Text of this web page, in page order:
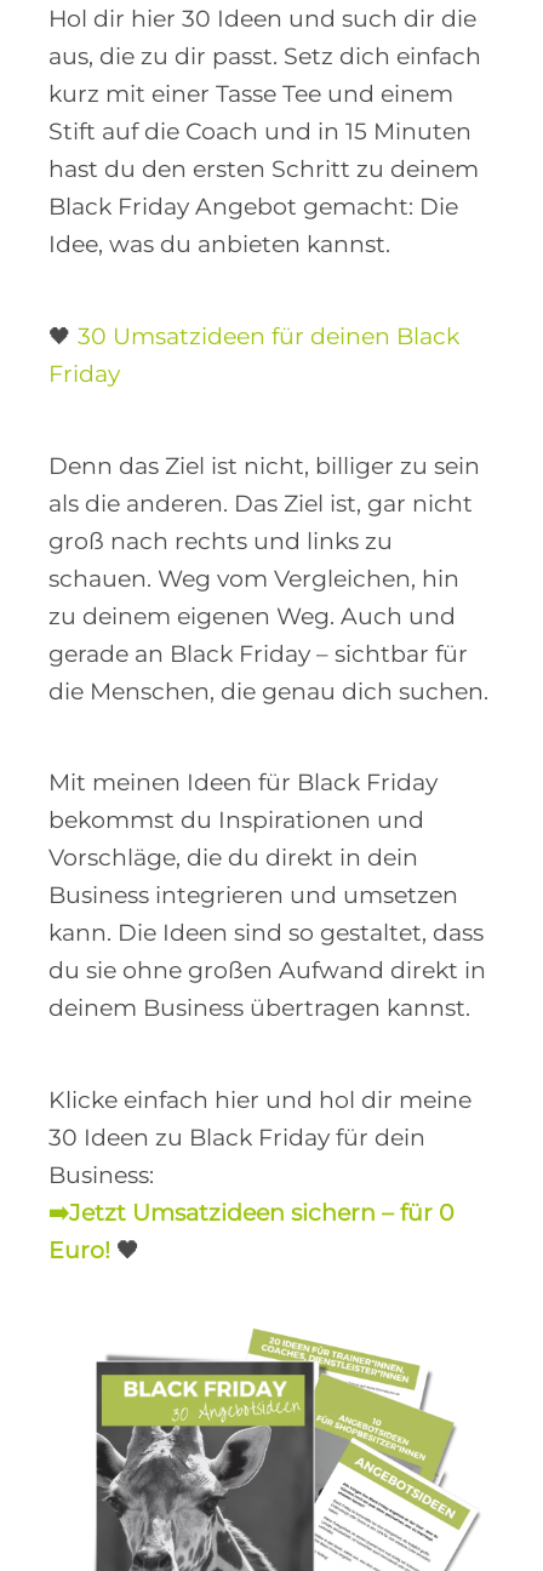
Hol dir hier 30 Ideen und such dir die
aus, die zu dir passt. Setz dich einfach
kurz mit einer Tasse Tee und einem
Stift auf die Coach und in 15 Minuten
hast du den ersten Schritt zu deinem
Black Friday Angebot gemacht: Die
Idee, was du anbieten kannst.
🖤 30 Umsatzideen für deinen Black
Friday
Denn das Ziel ist nicht, billiger zu sein
als die anderen. Das Ziel ist, gar nicht
groß nach rechts und links zu
schauen. Weg vom Vergleichen, hin
zu deinem eigenen Weg. Auch und
gerade an Black Friday – sichtbar für
die Menschen, die genau dich suchen.
Mit meinen Ideen für Black Friday
bekommst du Inspirationen und
Vorschläge, die du direkt in dein
Business integrieren und umsetzen
kann. Die Ideen sind so gestaltet, dass
du sie ohne großen Aufwand direkt in
deinem Business übertragen kannst.
Klicke einfach hier und hol dir meine
30 Ideen zu Black Friday für dein
Business:
➡️Jetzt Umsatzideen sichern – für 0
Euro! 🖤